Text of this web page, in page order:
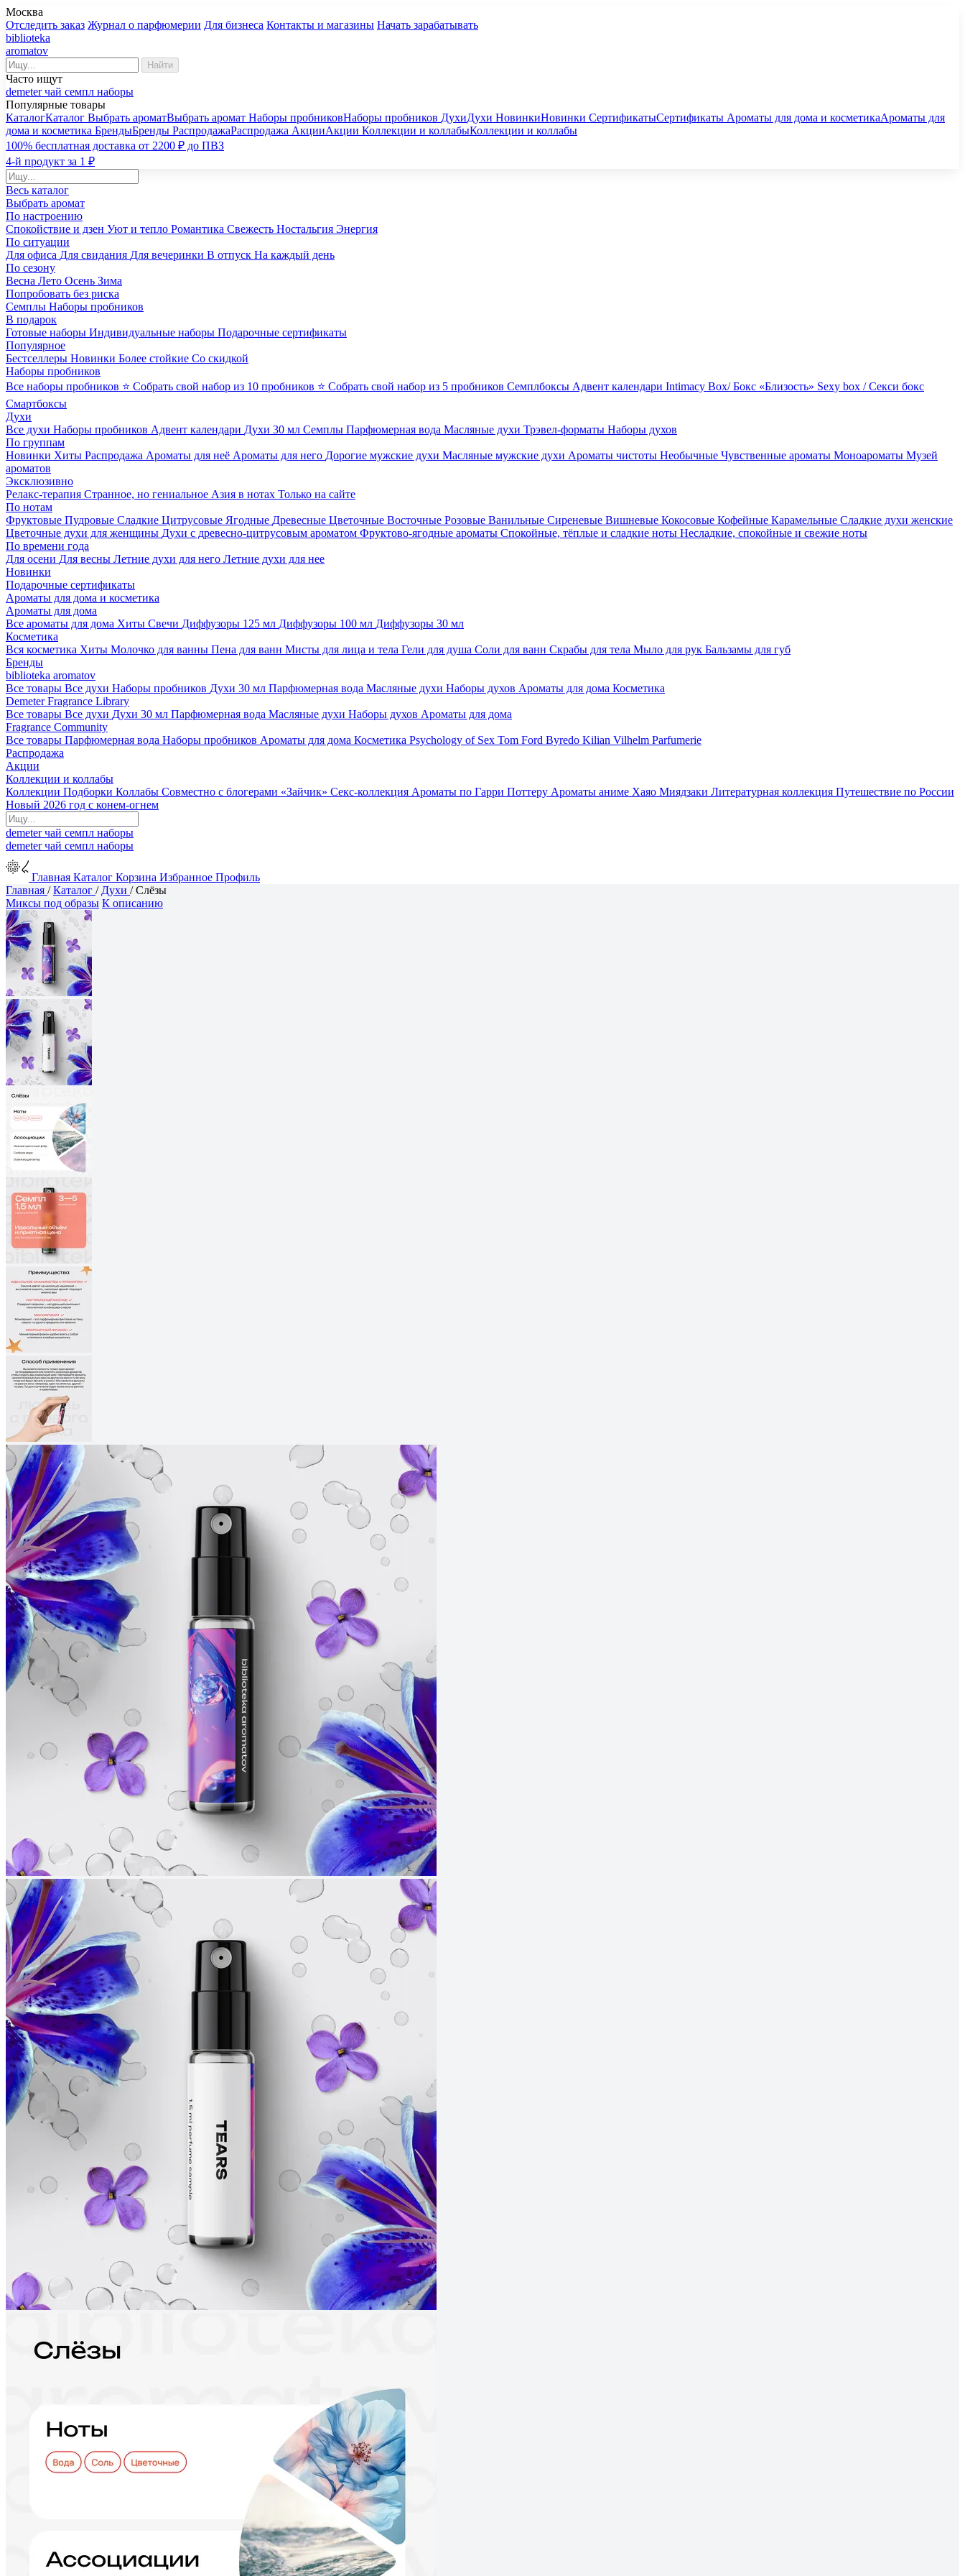
Москва
Отследить заказ Журнал о парфюмерии Для бизнеса Контакты и магазины Начать зарабатывать
biblioteka
aromatov
Найти
Часто ищут
demeterчай семпл наборы
Популярные товары
КаталогКаталог Выбрать ароматВыбрать аромат Наборы пробниковНаборы пробников ДухиДухи НовинкиНовинки СертификатыСертификаты Ароматы для дома и косметикаАроматы для
дома и косметика БрендыБренды РаспродажаРаспродажа АкцииАкции Коллекции и коллабыКоллекции и коллабы
100% бесплатная доставка от 2200 ₽ до ПВЗ
4-й продукт за 1 ₽
Весь каталог
Выбрать аромат
По настроению
Спокойствие и дзен Уют и тепло Романтика Свежесть Ностальгия Энергия
По ситуации
Для офиса Для свидания Для вечеринки В отпуск На каждый день
По сезону
Весна Лето Осень Зима
Попробовать без риска
Семплы Наборы пробников
В подарок
Готовые наборы Индивидуальные наборы Подарочные сертификаты
Популярное
Бестселлеры Новинки Более стойкие Со скидкой
Наборы пробников
Все наборы пробников ⭐ Собрать свой набор из 10 пробников ⭐ Собрать свой набор из 5 пробников Семплбоксы Адвент календари Intimacy Box/ Бокс «Близость» Sexy box / Секси бокс
Смартбоксы
Духи
Все духи Наборы пробников Адвент календари Духи 30 мл Семплы Парфюмерная вода Масляные духи Трэвел-форматы Наборы духов
По группам
Новинки Хиты Распродажа Ароматы для неё Ароматы для него Дорогие мужские духи Масляные мужские духи Ароматы чистоты Необычные Чувственные ароматы Моноароматы Музей
ароматов
Эксклюзивно
Релакс-терапия Странное, но гениальное Азия в нотах Только на сайте
По нотам
Фруктовые Пудровые Сладкие Цитрусовые Ягодные Древесные Цветочные Восточные Розовые Ванильные Сиреневые Вишневые Кокосовые Кофейные Карамельные Сладкие духи женские
Цветочные духи для женщины Духи с древесно-цитрусовым ароматом Фруктово-ягодные ароматы Спокойные, тёплые и сладкие ноты Несладкие, спокойные и свежие ноты
По времени года
Для осени Для весны Летние духи для него Летние духи для нее
Новинки
Подарочные сертификаты
Ароматы для дома и косметика
Ароматы для дома
Все ароматы для дома Хиты Свечи Диффузоры 125 мл Диффузоры 100 мл Диффузоры 30 мл
Косметика
Вся косметика Хиты Молочко для ванны Пена для ванн Мисты для лица и тела Гели для душа Соли для ванн Скрабы для тела Мыло для рук Бальзамы для губ
Бренды
biblioteka aromatov
Все товары Все духи Наборы пробников Духи 30 мл Парфюмерная вода Масляные духи Наборы духов Ароматы для дома Косметика
Demeter Fragrance Library
Все товары Все духи Духи 30 мл Парфюмерная вода Масляные духи Наборы духов Ароматы для дома
Fragrance Community
Все товары Парфюмерная вода Наборы пробников Ароматы для дома Косметика Psychology of Sex Tom Ford Byredo Kilian Vilhelm Parfumerie
Распродажа
Акции
Коллекции и коллабы
Коллекции Подборки Коллабы Совместно с блогерами «Зайчик» Секс-коллекция Ароматы по Гарри Поттеру Ароматы аниме Хаяо Миядзаки Литературная коллекция Путешествие по России
Новый 2026 год с конем-огнем
demeterчай семпл наборы
demeterчай семпл наборы
Главная Каталог Корзина Избранное Профиль
Главная /Каталог / Духи /Слёзы
Миксы под образы К описанию